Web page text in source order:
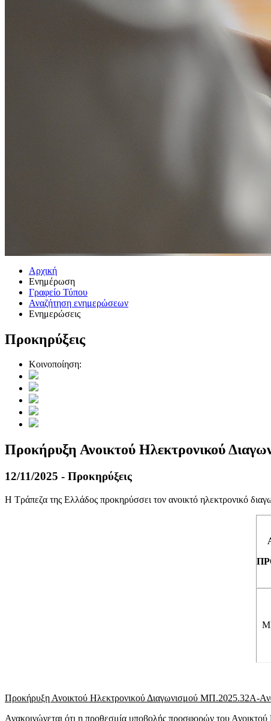
Αρχική
Ενημέρωση
Γραφείο Τύπου
Αναζήτηση ενημερώσεων
Ενημερώσεις
Προκηρύξεις
Κοινοποίηση:
Προκήρυξη Ανοικτού Ηλεκτρονικού
12/11/2025 - Προκηρύξεις
Η Τράπεζα της Ελλάδος προκηρύσσει τον ανοικτό ηλεκτρονικό
Προκήρυξη Ανοικτού Ηλεκτρονικού Διαγωνισμού ΜΠ.2025.32Α-
Ανακοινώνεται ότι η προθεσμία υποβολής προσφορών του